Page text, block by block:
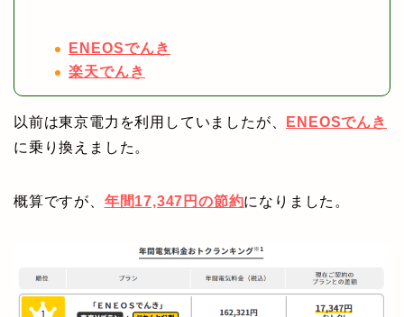
ENEOSでんき
楽天でんき
以前は東京電力を利用していましたが、
ENEOSでんき
に乗り換えました。
概算ですが、 年間17,347円の節約になりました。